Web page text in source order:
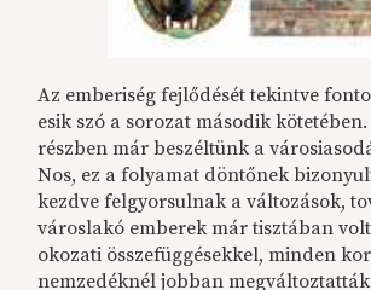
Az emberiség fejlődését tekintve
esik szó a sorozat második
részben már beszéltünk a
Nos, ez a folyamat döntőnek
kezdve felgyorsulnak a változások,
városlakó emberek már tisztában
okozati összefüggésekkel, minden
nemzedéknél jobban megváltoztatták